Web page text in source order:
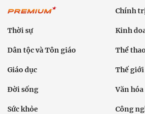
Chính
Thời sự Kinh
Dân tộc và Tôn giáo Thể thao
Giáo dục Thế giới
Đời sống Văn
Sức khỏe Công